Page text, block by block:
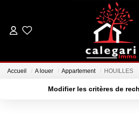
VENTES
Accueil A louer Appartement HOUILLES
Modifier les critères de